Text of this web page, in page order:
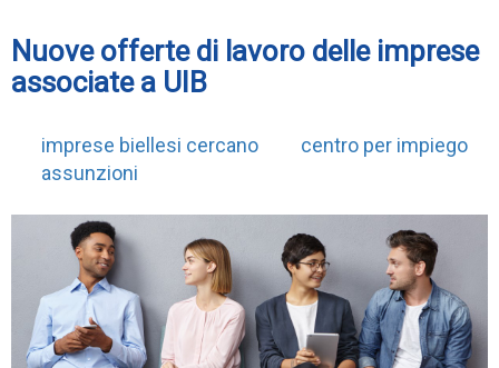
Nuove offerte di lavoro delle imprese
associate a UIB
imprese biellesi cercano
centro per impiego
assunzioni